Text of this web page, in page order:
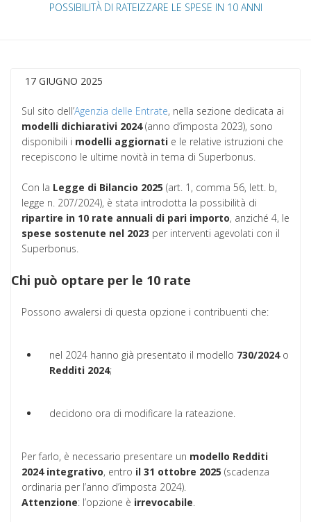
POSSIBILITÀ DI RATEIZZARE LE SPESE IN 10 ANNI
17 GIUGNO 2025
Sul sito dell’Agenzia delle Entrate, nella sezione dedicata ai
modelli dichiarativi 2024(anno d’imposta 2023), sono
disponibili i modelli aggiornati e le relative istruzioni che
recepiscono le ultime novità in tema di Superbonus.
Con la Legge di Bilancio 2025 (art. 1, comma 56, lett. b,
legge n. 207/2024), è stata introdotta la possibilità di
ripartire in 10 rate annuali di pari importo, anziché 4, le
spese sostenute nel 2023 per interventi agevolati con il
Superbonus.
Chi può optare per le 10 rate
Possono avvalersi di questa opzione i contribuenti che:
nel 2024 hanno già presentato il modello 730/2024o
Redditi 2024;
decidono ora di modificare la rateazione.
Per farlo, è necessario presentare un modello Redditi
2024 integrativo, entro il 31 ottobre 2025 (scadenza
ordinaria per l’anno d’imposta 2024).
Attenzione: l’opzione è irrevocabile.